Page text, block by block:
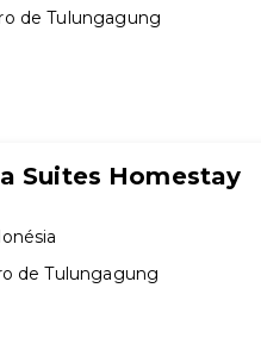
de Tulungagung
Suites Homestay
de Tulungagung